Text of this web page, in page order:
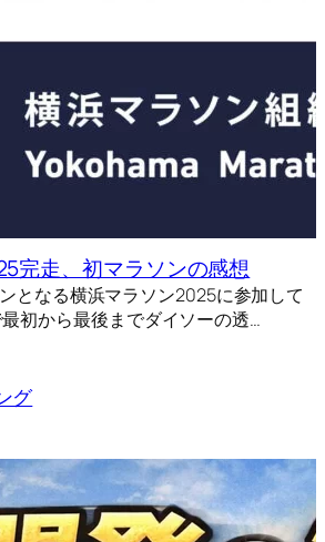
完走、初マラソンの感想
となる横浜マラソン2025に参加して
初から最後までダイソーの透…
グ